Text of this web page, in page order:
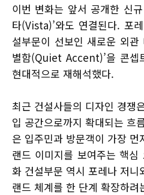
이번 변화는 앞서 공개한 신
타(Vista)’와도 연결된다. 포
설부문이 선보인 새로운 외
별함(Quiet Accent)’을 콘셉
현대적으로 재해석했다.
최근 건설사들의 디자인 경쟁
입 공간으로까지 확대되는 흐
은 입주민과 방문객이 가장
랜드 이미지를 보여주는 핵
화 건설부문 역시 포레나 저
랜드 체계를 한 단계 확장하려